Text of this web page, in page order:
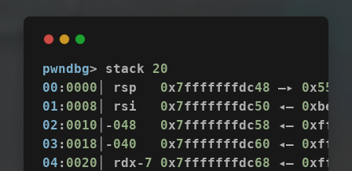
pwndbg> stack 20
00 : 0000 │ rsp 0x7fffffffdc48 —▸ 0x
01 : 0008 │ rsi 0x7fffffffdc50 ◂— 0
02 : 0010 │-048 0x7fffffffdc58 ◂— 0
03 : 0018 │-040 0x7fffffffdc60 ◂— 0
04 : 0020 │ rdx-7 0x7fffffffdc68 ◂— 0